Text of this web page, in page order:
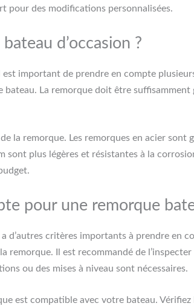
pour des modifications personnalisées.
d’occasion ?
est important de prendre en compte
La remorque doit être
la remorque. Les remorques en acier
sont plus légères et résistantes à la
pour une remorque
critères importants à prendre en
remorque. Il est recommandé de
ou des mises à niveau sont nécessaires.
est compatible avec votre bateau.